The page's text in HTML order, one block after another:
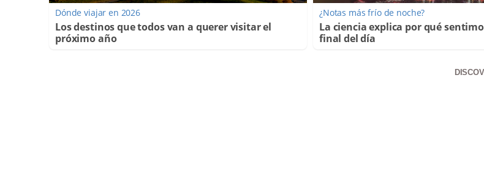
Dónde viajar en 2026
Los destinos que todos van a querer visitar el
próximo año
¿Notas más frío de noche?
La ciencia explica por qué
final del día